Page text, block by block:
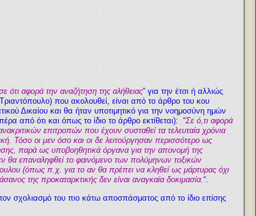
ότι αφορά την αναζήτηση της αλήθειας” για την έτσι ή αλλιώς
που ακολουθεί, είναι από το άρθρο του κου
Δικαίου και θα ήταν υποτιμητικό για την νοημοσύνη ημών
από ότι και όπως το ίδιο το άρθρο εκτίθεται): “Σε ό,τι αφορά
επιτροπών που έχουν συσταθεί τα τελευταία χρόνια
Τόσο οι μεν όσο και οι δε λειτούργησαν περισσότερο ως
παρά ως υποβοηθητικά όργανα για την απονομή της
θα επαναληφθεί το φαινόμενο των πολύμηνων τοξικών
(όπως π.χ. για το αν θα πρέπει να κληθεί ως μάρτυρας όχι
της προκαταρκτικής δεν είναι αναγκαία δοκιμασία.“.
σχολιασμό του πιο κάτω αποσπάσματος από το ίδιο επίσης